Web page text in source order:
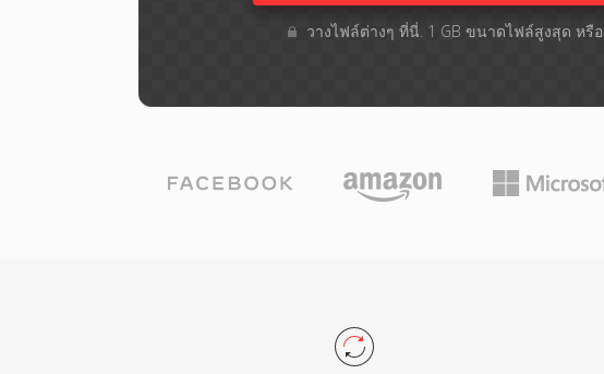
วางไฟล์ต่างๆ​ ที่นี่. 1 GB ขนาดไฟล์สูงสุด หรือ